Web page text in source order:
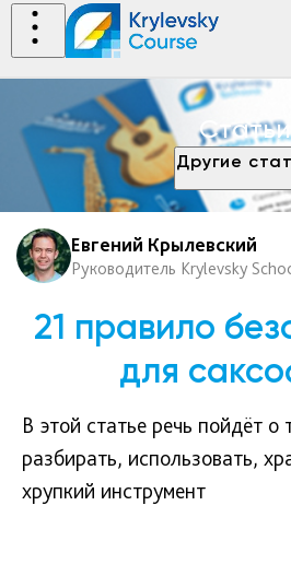
Статьи
Другие
Евгений Крылевский
Руководитель Krylevsky
21 правило
для
В этой статье речь пойдёт о
разбирать, использовать,
хрупкий инструмент